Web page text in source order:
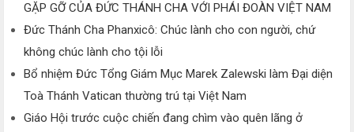
GẶP GỠ CỦA ĐỨC THÁNH CHA VỚI PHÁI ĐOÀN VIỆT NAM
Đức Thánh Cha Phanxicô: Chúc lành cho con người, chứ
không chúc lành cho tội lỗi
Bổ nhiệm Đức Tổng Giám Mục Marek Zalewski làm Đại diện
Toà Thánh Vatican thường trú tại Việt Nam
Giáo Hội trước cuộc chiến đang chìm vào quên lãng ở